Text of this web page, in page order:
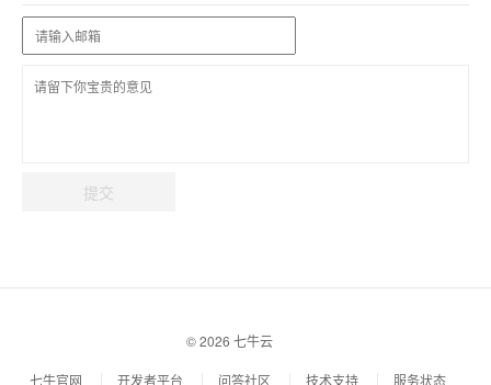
提交
© 2026 七牛云
七牛官网 开发者平台 问答社区 技术支持 服务状态